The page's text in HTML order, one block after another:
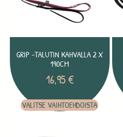
GRIP -TALUTIN KAHVALLA 2 X
190CM
16,95€
VALITSE VAIHTOEHDOISTA